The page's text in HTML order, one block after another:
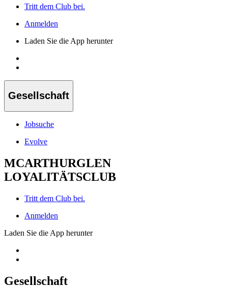
Tritt dem Club bei.
Anmelden
Laden Sie die App herunter
Gesellschaft
Jobsuche
Evolve
MCARTHURGLEN
LOYALITÄTSCLUB
Tritt dem Club bei.
Anmelden
Laden Sie die App herunter
Gesellschaft